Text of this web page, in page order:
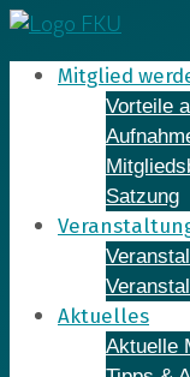
Skip
to
contentMitglied
Vorteile
Satzung
Aktuelles
Aktuelle